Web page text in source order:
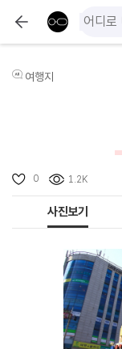
여행지
0 1.2K
사진보기